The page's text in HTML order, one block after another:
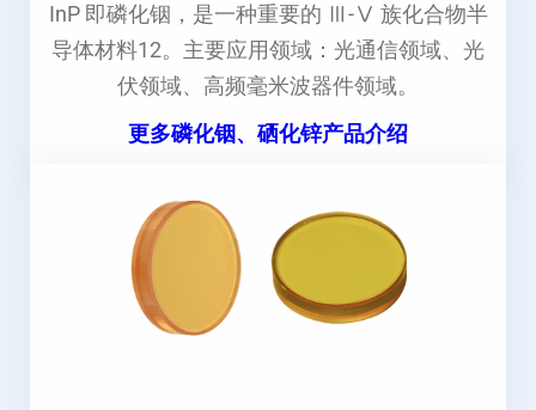
InP 即磷化铟，是一种重要的 Ⅲ-Ⅴ 族化合物半
导体材料12。主要应用领域：光通信领域、光
伏领域、高频毫米波器件领域。
更多磷化铟、硒化锌产品介绍